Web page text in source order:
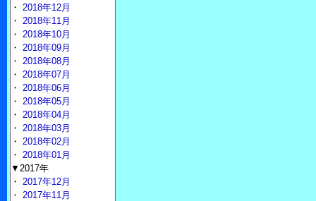
・ 2018年12月
・ 2018年11月
・ 2018年10月
・ 2018年09月
・ 2018年08月
・ 2018年07月
・ 2018年06月
・ 2018年05月
・ 2018年04月
・ 2018年03月
・ 2018年02月
・ 2018年01月
▼2017年
・ 2017年12月
・ 2017年11月